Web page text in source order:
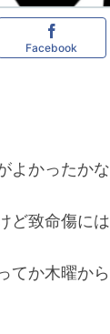
Facebook
よかったか
ど致命傷には
てか木曜か